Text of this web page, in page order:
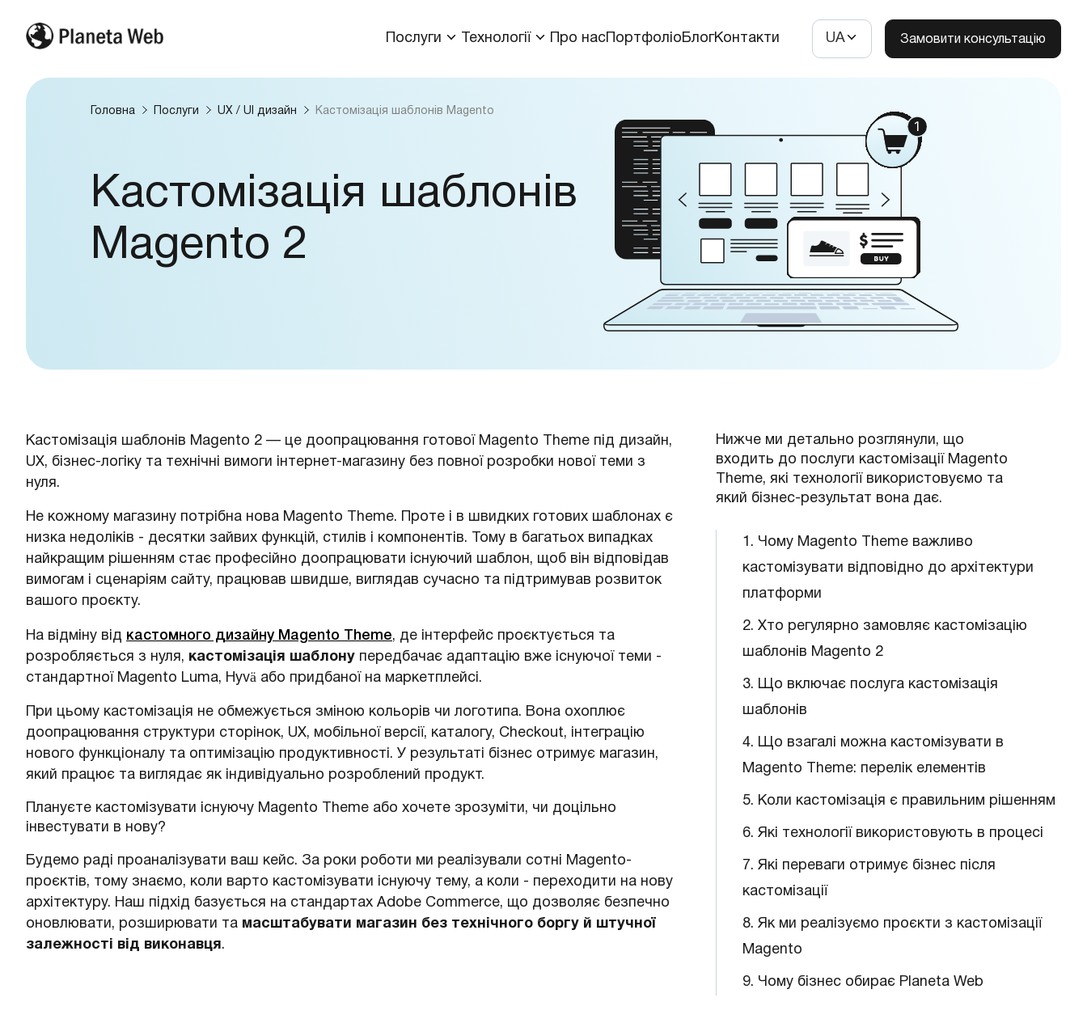
Послуги Технології Про нас ПортфоліоБлогКонтакти Замовити консультацію
UA
Головна Послуги UX / UI дизайн Кастомізація шаблонів Magento
Кастомізація шаблонів
Magento 2
Кастомізація шаблонів Magento 2 — це доопрацювання готової Magento Theme під дизайн,
UX, бізнес-логіку та технічні вимоги інтернет-магазину без повної розробки нової теми з
нуля.
Не кожному магазину потрібна нова Magento Theme. Проте і в швидких готових шаблонах є
низка недоліків - десятки зайвих функцій, стилів і компонентів. Тому в багатьох випадках
найкращим рішенням стає професійно доопрацювати існуючий шаблон, щоб він відповідав
вимогам і сценаріям сайту, працював швидше, виглядав сучасно та підтримував розвиток
вашого проєкту.
На відміну від кастомного дизайну Magento Theme, де інтерфейс проєктується та
розробляється з нуля, кастомізація шаблону передбачає адаптацію вже існуючої теми -
стандартної Magento Luma, Hyvä або придбаної на маркетплейсі.
При цьому кастомізація не обмежується зміною кольорів чи логотипа. Вона охоплює
доопрацювання структури сторінок, UX, мобільної версії, каталогу, Checkout, інтеграцію
нового функціоналу та оптимізацію продуктивності. У результаті бізнес отримує магазин,
який працює та виглядає як індивідуально розроблений продукт.
Плануєте кастомізувати існуючу Magento Theme або хочете зрозуміти, чи доцільно
інвестувати в нову?
Будемо раді проаналізувати ваш кейс. За роки роботи ми реалізували сотні Magento-
проєктів, тому знаємо, коли варто кастомізувати існуючу тему, а коли - переходити на нову
архітектуру. Наш підхід базується на стандартах Adobe Commerce, що дозволяє безпечно
оновлювати, розширювати та масштабувати магазин без технічного боргу й штучної
залежності від виконавця.
Нижче ми детально розглянули, що
входить до послуги кастомізації Magento
Theme, які технології використовуємо та
який бізнес-результат вона дає.
1. Чому Magento Theme важливо
кастомізувати відповідно до архітектури
платформи
2. Хто регулярно замовляє кастомізацію
шаблонів Magento 2
3. Що включає послуга кастомізація
шаблонів
4. Що взагалі можна кастомізувати в
Magento Theme: перелік елементів
5. Коли кастомізація є правильним рішенням
6. Які технології використовують в процесі
7. Які переваги отримує бізнес після
кастомізації
8. Як ми реалізуємо проєкти з кастомізації
Magento
9. Чому бізнес обирає Planeta Web